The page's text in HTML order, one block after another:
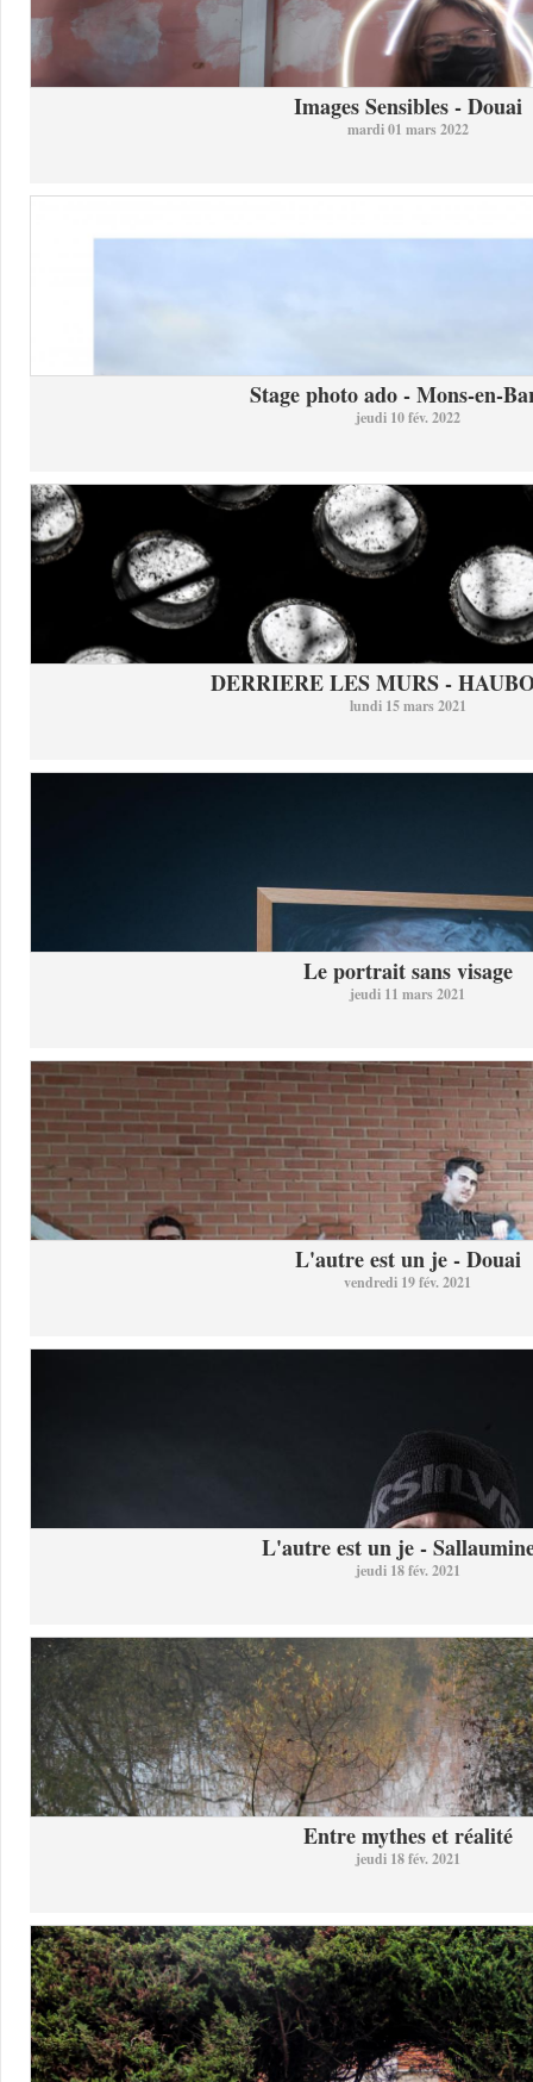
Images Sensibles - Douai
mardi 01 mars 2022
Stage photo ado - Mons-en-
jeudi 10 fév. 2022
DERRIERE LES MURS -
lundi 15 mars 2021
Le portrait sans visage
jeudi 11 mars 2021
L'autre est un je - Douai
vendredi 19 fév. 2021
L'autre est un je -
jeudi 18 fév. 2021
Entre mythes et réalité
jeudi 18 fév. 2021